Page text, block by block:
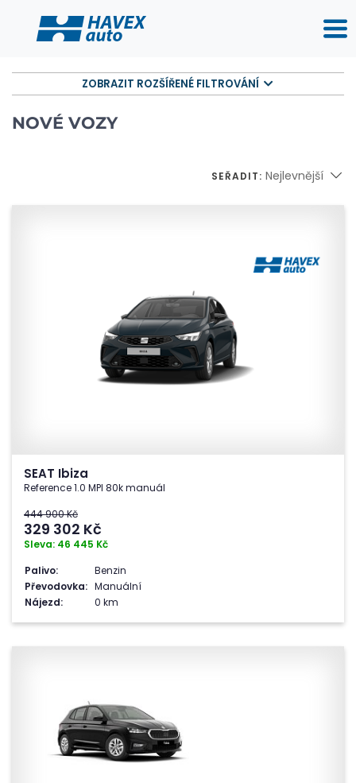
ZOBRAZIT ROZŠÍŘENÉ FILTROVÁNÍ
NOVÉ VOZY
SEŘADIT: Nejlevnější
SEAT Ibiza
Reference 1.0 MPI 80k manuál
444 900 Kč
329 302 Kč
Sleva: 46 445 Kč
Palivo:
Benzin
Převodovka: Manuální
Nájezd:
0 km